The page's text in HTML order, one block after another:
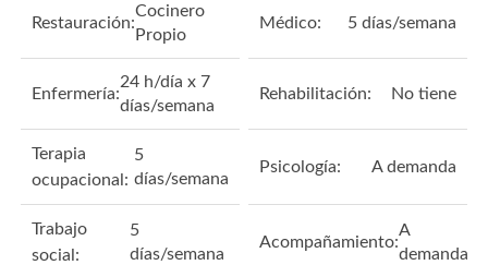
Restauración:
Cocinero
Propio
Médico: 5 días/semana
Enfermería:
24 h/día x 7
días/semana
Rehabilitación: No tiene
Terapia
ocupacional:
5
días/semana
Psicología: A demanda
Trabajo
social:
5
días/semana
Acompañamiento:
A
demanda